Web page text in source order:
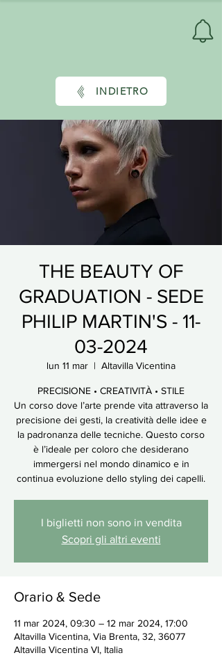
INDIETRO
THE BEAUTY OF
GRADUATION - SEDE
PHILIP MARTIN'S - 11-
03-2024
lun 11 mar
  |
Altavilla Vicentina
PRECISIONE • CREATIVITÀ • STILE
Un corso dove l’arte prende vita attraverso la
precisione dei gesti, la creatività delle idee e
la padronanza delle tecniche. Questo corso
è l’ideale per coloro che desiderano
immergersi nel mondo dinamico e in
continua evoluzione dello styling dei capelli.
I biglietti non sono in vendita
Scopri gli altri eventi
Orario & Sede
11 mar 2024, 09:30 – 12 mar 2024, 17:00
Altavilla Vicentina, Via Brenta, 32, 36077
Altavilla Vicentina VI, Italia